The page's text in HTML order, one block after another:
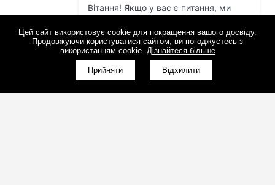
Цей сайт використовує cookie для покращення вашого досвіду.
Продовжуючи користуватися сайтом, ви погоджуєтесь з
використанням cookie. Дізнайтеся більше
Прийняти Відхилити